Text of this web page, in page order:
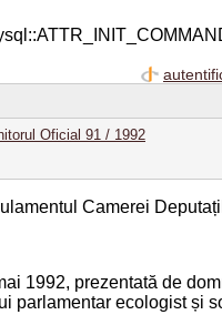
Oficial 91 / 1992
Camerei
1992, prezentată de
parlamentar ecologist și